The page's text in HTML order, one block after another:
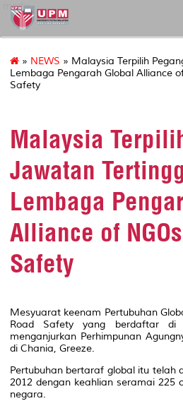
medic
» NEWS » Malaysia Terpilih
Lembaga Pengarah Global Alliance
Safety
Malaysia
Jawatan
Lembaga
Alliance of
Safety
Mesyuarat keenam Pertubuhan
Road Safety yang berdaftar di
menganjurkan Perhimpunan
di Chania, Greeze.
Pertubuhan bertaraf global itu telah
2012 dengan keahlian seramai 225
negara.